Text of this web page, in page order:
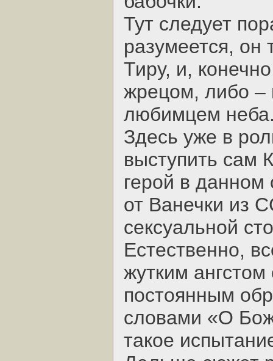
Тут следует
разумеется, он
Тиру, и,
жрецом, либо –
любимцем
Здесь уже в
выступить сам
герой в данном
от Ванечки из
сексуальной
Естественно,
жутким
постоянным
словами «О
такое